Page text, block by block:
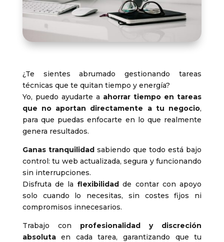
¿Te sientes abrumado gestionando tareas
técnicas que te quitan tiempo y energía?
Yo, puedo ayudarte a ahorrar tiempo en tareas
que no aportan directamente a tu negocio,
para que puedas enfocarte en lo que realmente
genera resultados.
Ganas tranquilidadsabiendo que todo está bajo
control: tu web actualizada, segura y funcionando
sin interrupciones.
Disfruta de la flexibilidadde contar con apoyo
solo cuando lo necesitas, sin costes fijos ni
compromisos innecesarios.
Trabajo con profesionalidad y discreción
absolutaen cada tarea, garantizando que tu